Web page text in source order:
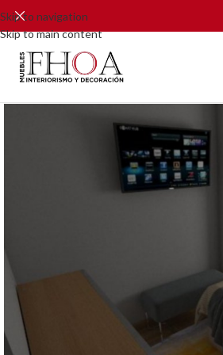
Skip to navigation
Skip to main content